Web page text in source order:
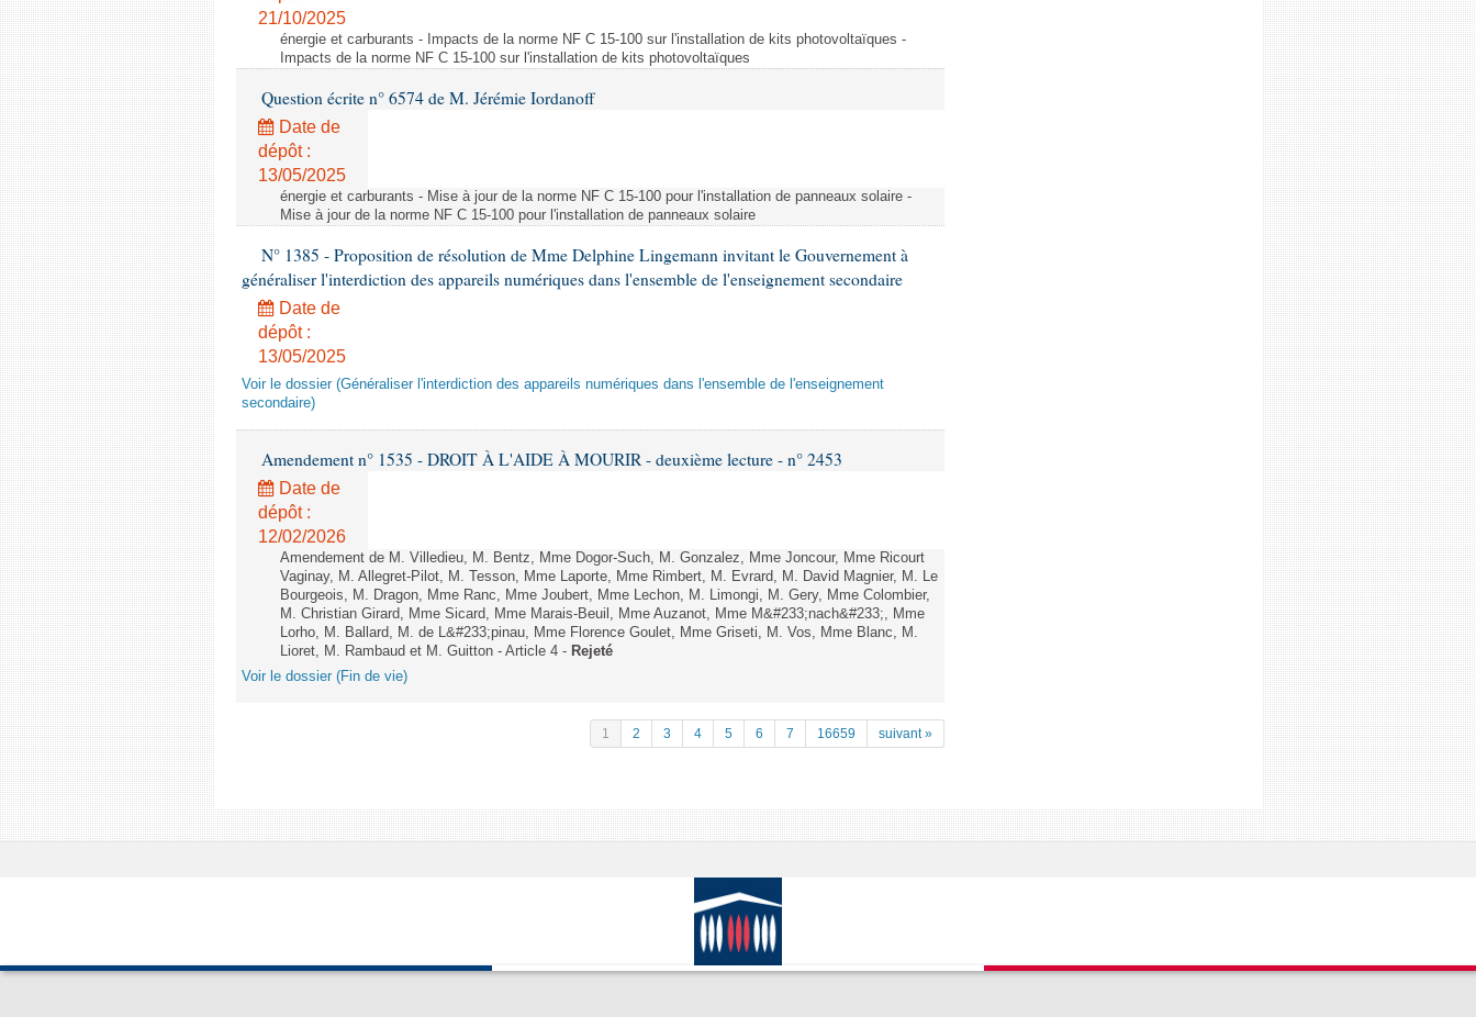
21/10/2025
énergie et carburants - Impacts de la norme NF C 15-100 sur l'installation de kits photovoltaïques -
Impacts de la norme NF C 15-100 sur l'installation de kits photovoltaïques
Question écrite n° 6574 de M. Jérémie Iordanoff
Date de
dépôt :
13/05/2025
énergie et carburants - Mise à jour de la norme NF C 15-100 pour l'installation de panneaux solaire -
Mise à jour de la norme NF C 15-100 pour l'installation de panneaux solaire
N° 1385 - Proposition de résolution de Mme Delphine Lingemann invitant le Gouvernement à
généraliser l'interdiction des appareils numériques dans l'ensemble de l'enseignement secondaire
Date de
dépôt :
13/05/2025
Voir le dossier (Généraliser l'interdiction des appareils numériques dans l'ensemble de l'enseignement
secondaire)
Amendement n° 1535 - DROIT À L'AIDE À MOURIR - deuxième lecture - n° 2453
Date de
dépôt :
12/02/2026
Amendement de M. Villedieu, M. Bentz, Mme Dogor-Such, M. Gonzalez, Mme Joncour, Mme Ricourt
Vaginay, M. Allegret-Pilot, M. Tesson, Mme Laporte, Mme Rimbert, M. Evrard, M. David Magnier, M. Le
Bourgeois, M. Dragon, Mme Ranc, Mme Joubert, Mme Lechon, M. Limongi, M. Gery, Mme Colombier,
M. Christian Girard, Mme Sicard, Mme Marais-Beuil, Mme Auzanot, Mme M&#233;nach&#233;, Mme
Lorho, M. Ballard, M. de L&#233;pinau, Mme Florence Goulet, Mme Griseti, M. Vos, Mme Blanc, M.
Lioret, M. Rambaud et M. Guitton - Article 4 - Rejeté
Voir le dossier (Fin de vie)
1 2 3 4 5 6 7 16659 suivant »